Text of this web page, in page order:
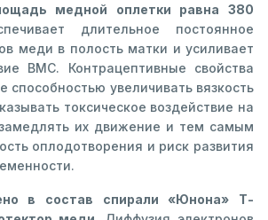
медной оплетки равна 380
длительное постоянное
меди в полость матки и усиливает
ВМС. Контрацептивные свойства
способностью увеличивать вязкость
токсическое воздействие на
их движение и тем самым
оплодотворения и риск развития
в состав спирали «Юнона» Т-